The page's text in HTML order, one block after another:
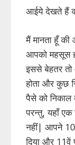
आईये देखते हैं
मैं मानता हूँ
आपको महसूस
इससे बेहतर तो
होता और कुछ
पैसे को निकाल
परन्तु, यहाँ एक
नहीं| आपने 10
दिया और